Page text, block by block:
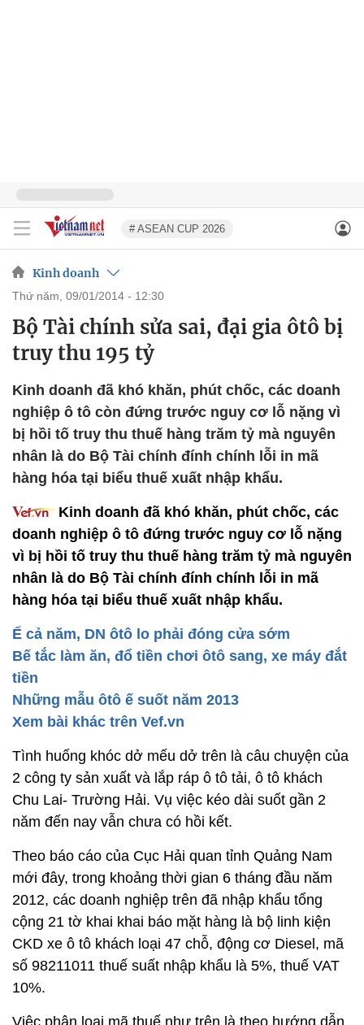
# ASEAN CUP 2026
Kinh doanh
thứ năm, 09/01/2014 - 12:30
Bộ Tài chính sửa sai, đại gia ôtô bị
truy thu 195 tỷ
Kinh doanh đã khó khăn, phút chốc, các doanh
nghiệp ô tô còn đứng trước nguy cơ lỗ nặng vì
bị hồi tố truy thu thuế hàng trăm tỷ mà nguyên
nhân là do Bộ Tài chính đính chính lỗi in mã
hàng hóa tại biểu thuế xuất nhập khẩu.
Kinh doanh đã khó khăn, phút chốc, các
doanh nghiệp ô tô đứng trước nguy cơ lỗ nặng
vì bị hồi tố truy thu thuế hàng trăm tỷ mà nguyên
nhân là do Bộ Tài chính đính chính lỗi in mã
hàng hóa tại biểu thuế xuất nhập khẩu.
Ế cả năm, DN ôtô lo phải đóng cửa sớm
Bế tắc làm ăn, đổ tiền chơi ôtô sang, xe máy đắt
tiền
Những mẫu ôtô ế suốt năm 2013
Xem bài khác trên Vef.vn
Tình huống khóc dở mếu dở trên là câu chuyện của
2 công ty sản xuất và lắp ráp ô tô tải, ô tô khách
Chu Lai- Trường Hải. Vụ việc kéo dài suốt gần 2
năm đến nay vẫn chưa có hồi kết.
Theo báo cáo của Cục Hải quan tỉnh Quảng Nam
mới đây, trong khoảng thời gian 6 tháng đầu năm
2012, các doanh nghiệp trên đã nhập khẩu tổng
cộng 21 tờ khai khai báo mặt hàng là bộ linh kiện
CKD xe ô tô khách loại 47 chỗ, động cơ Diesel, mã
số 98211011 thuế suất nhập khẩu là 5%, thuế VAT
10%.
Việc phân loại mã thuế như trên là theo hướng dẫn